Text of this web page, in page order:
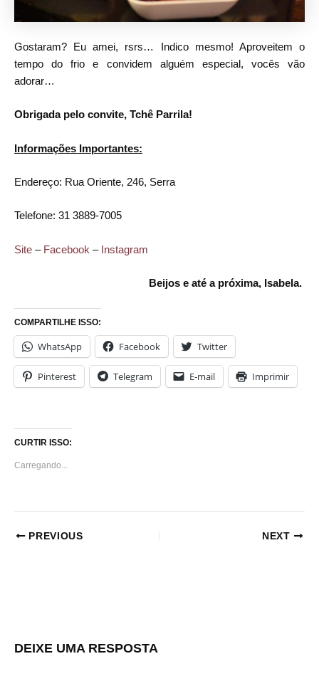
Gostaram? Eu amei, rsrs… Indico mesmo! Aproveitem o
tempo do frio e convidem alguém especial, vocês vão
adorar…
Obrigada pelo convite, Tchê Parrila!
Informações Importantes:
Endereço: Rua Oriente, 246, Serra
Telefone: 31 3889-7005
Site – Facebook – Instagram
Beijos e até a próxima, Isabela.
COMPARTILHE ISSO:
WhatsApp Facebook Twitter
Pinterest Telegram E-mail Imprimir
CURTIR ISSO:
Carregando...
PREVIOUS NEXT
DEIXE UMA RESPOSTA